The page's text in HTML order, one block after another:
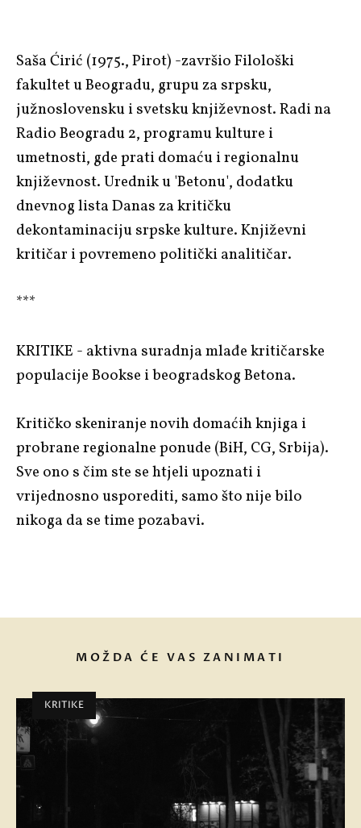
Saša Ćirić (1975., Pirot) -završio Filološki
fakultet u Beogradu, grupu za srpsku,
južnoslovensku i svetsku književnost. Radi na
Radio Beogradu 2, programu kulture i
umetnosti, gde prati domaću i regionalnu
književnost. Urednik u 'Betonu', dodatku
dnevnog lista Danas za kritičku
dekontaminaciju srpske kulture. Književni
kritičar i povremeno politički analitičar.
***
KRITIKE - aktivna suradnja mlađe kritičarske
populacijeBookse i beogradskogBetona.
Kritičko skeniranje novih domaćih knjiga i
probrane regionalne ponude (BiH, CG, Srbija).
Sve ono s čim ste se htjeli upoznati i
vrijednosno usporediti, samo što nije bilo
nikoga da se time pozabavi.
MOŽDA ĆE VAS ZANIMATI
KRITIKE